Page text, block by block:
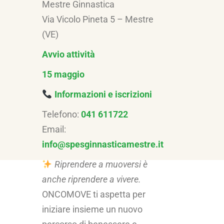
Mestre Ginnastica
Via Vicolo Pineta 5 – Mestre
(VE)
Avvio attività
15 maggio
Informazioni e iscrizioni
Telefono: 041 611722
Email:
info@spesginnasticamestre.it
Riprendere a muoversi è
anche riprendere a vivere.
ONCOMOVE ti aspetta per
iniziare insieme un nuovo